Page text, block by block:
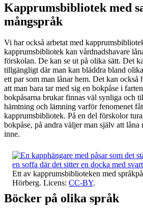
Kapprumsbibliotek med
mångspråk
Vi har också arbetat med
kapprumsbibliotek kan vårdnadshavare
förskolan. De kan se ut på olika sätt. Det
tillgängligt där man kan bläddra bland
ett par som man lånar hem. Det kan också
att man bara tar med sig en bokpåse i
bokpåsarna brukar finnas väl synliga och
hämtning och lämning varför fenomenet
kapprumsbibliotek. På en del förskolor
bokpåse, på andra väljer man själv att låna
inne.
Ett av kapprumsbiblioteken med
Hörberg. Licens: CC-BY.
Böcker på olika språk